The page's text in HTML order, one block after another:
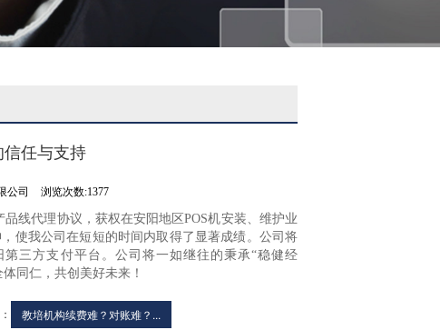
任与支持
公司 浏览次数:1377
线代理协议，获权在安阳地区POS机安装、维护业
使我公司在短短的时间内取得了显著成绩。公司将
三方支付平台。公司将一如继往的秉承“稳健经
同仁，共创美好未来！
教培机构续费难？对账难？...